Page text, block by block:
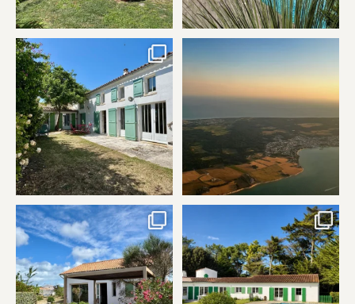
Ile de ré, maison à vendre, Saint-
41 0
L’Île de Ré vue du ciel…
Entre océan,...
17 0
À vendre – La Couarde-sur-Mer |
Île de Ré ...
15 0
À vendre – La Flotte | Île de Ré
Une...
34 1